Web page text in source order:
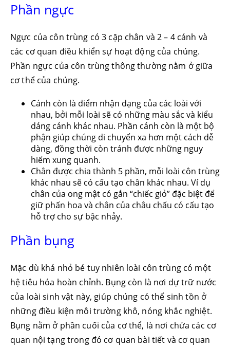
Phần ngực
Ngực của côn trùng có 3 cặp chân và 2 – 4 cánh và
các cơ quan điều khiển sự hoạt động của chúng.
Phần ngực của côn trùng thông thường nằm ở giữa
cơ thể của chúng.
Cánh còn là điểm nhận dạng của các loài với
nhau, bởi mỗi loài sẽ có những màu sắc và kiểu
dáng cánh khác nhau. Phần cánh còn là một bộ
phận giúp chúng di chuyển xa hơn một cách dễ
dàng, đồng thời còn tránh được những nguy
hiểm xung quanh.
Chân được chia thành 5 phần, mỗi loài côn trùng
khác nhau sẽ có cấu tạo chân khác nhau. Ví dụ
chân của ong mật có gắn “chiếc giỏ” đặc biệt để
giữ phấn hoa và chân của châu chấu có cấu tạo
hỗ trợ cho sự bậc nhảy.
Phần bụng
Mặc dù khá nhỏ bé tuy nhiên loài côn trùng có một
hệ tiêu hóa hoàn chỉnh. Bụng còn là nơi dự trữ nước
của loài sinh vật này, giúp chúng có thể sinh tồn ở
những điều kiện môi trường khô, nóng khắc nghiệt.
Bụng nằm ở phần cuối của cơ thể, là nơi chứa các cơ
quan nội tạng trong đó cơ quan bài tiết và cơ quan